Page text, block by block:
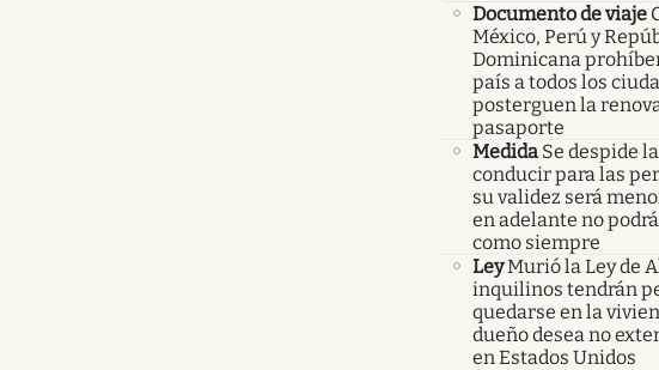
Documento de viaje
México, Perú y
Dominicana
país a todos los
posterguen la
pasaporte
Medida Se despide
conducir para las
su validez será
en adelante no
como siempre
LeyMurió la Ley de
inquilinos tendrán
quedarse en la
dueño desea no
en Estados Unidos